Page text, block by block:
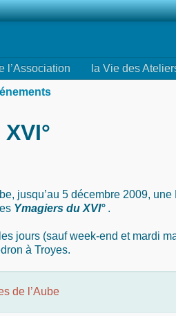
l’Association la Vie des
jusqu’au 5 décembre 2009,
Ymagiers du XVI° .
jours (sauf week-end et mardi
à Troyes.
de l’Aube